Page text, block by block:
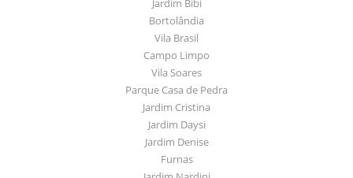
Jardim Bibi
Bortolândia
Vila Brasil
Campo Limpo
Vila Soares
Parque Casa de Pedra
Jardim Cristina
Jardim Daysi
Jardim Denise
Furnas